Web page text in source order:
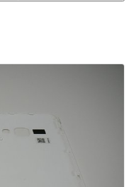
Publier un commentaire